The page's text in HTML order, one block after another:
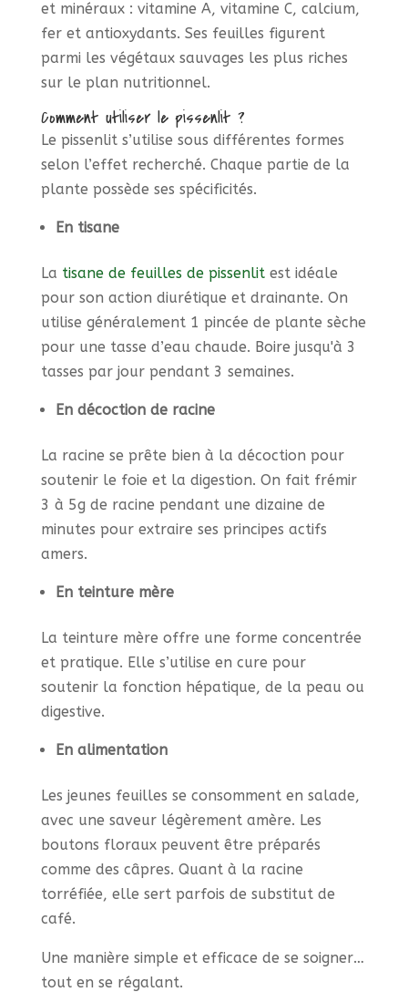
et minéraux : vitamine A, vitamine C, calcium,
fer et antioxydants. Ses feuilles figurent
parmi les végétaux sauvages les plus riches
sur le plan nutritionnel.
Comment utiliser le pissenlit ?
Le pissenlit s’utilise sous différentes formes
selon l’effet recherché. Chaque partie de la
plante possède ses spécificités.
En tisane
La tisane de feuilles de pissenlitest idéale
pour son action diurétique et drainante. On
utilise généralement 1 pincée de plante sèche
pour une tasse d’eau chaude. Boire jusqu'à 3
tasses par jour pendant 3 semaines.
En décoction de racine
La racine se prête bien à la décoction pour
soutenir le foie et la digestion. On fait frémir
3 à 5g de racine pendant une dizaine de
minutes pour extraire ses principes actifs
amers.
En teinture mère
La teinture mère offre une forme concentrée
et pratique. Elle s’utilise en cure pour
soutenir la fonction hépatique, de la peau ou
digestive.
En alimentation
Les jeunes feuilles se consomment en salade,
avec une saveur légèrement amère. Les
boutons floraux peuvent être préparés
comme des câpres. Quant à la racine
torréfiée, elle sert parfois de substitut de
café.
Une manière simple et efficace de se soigner…
tout en se régalant.